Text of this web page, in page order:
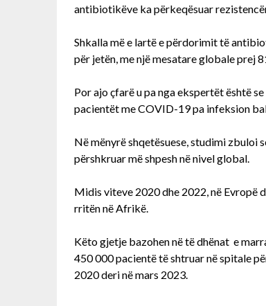
antibiotikëve ka përkeqësuar
Shkalla më e lartë e përdorimit të
për jetën, me një mesatare globale prej
Por ajo çfarë u pa nga ekspertët është
pacientët me COVID-19 pa infeksion
Në mënyrë shqetësuese, studimi
përshkruar më shpesh në nivel global.
Midis viteve 2020 dhe 2022, në Evropë
rritën në Afrikë.
Këto gjetje bazohen në të dhënat e
450 000 pacientë të shtruar në spitale
2020 deri në mars 2023.